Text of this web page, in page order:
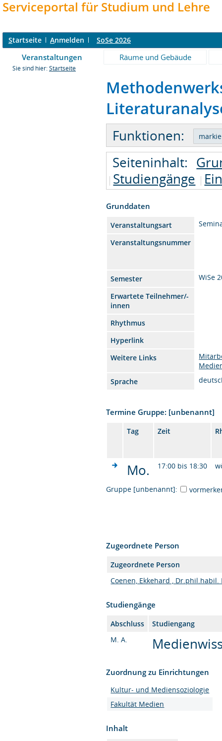
Serviceportal für Studium und Lehre
Startseite Anmelden SoSe 2026
Veranstaltungen Räume und Gebäude
Sie sind hier: Startseite
Funktionen:
Seiteninhalt:
Studiengänge
Grunddaten
Veranstaltungsart
Veranstaltungsnummer
Semester
WiSe
Erwartete Teilnehmer/-
innen
Rhythmus
Hyperlink
Weitere Links
Sprache
Termine Gruppe: [unbenannt]
Tag Zeit
Mo. 17:00 bis 18:30
Gruppe [unbenannt]:
Zugeordnete Person
Zugeordnete Person
Coenen, Ekkehard , Dr.phil.habil.
Studiengänge
Abschluss
Studiengang
M. A.
Zuordnung zu Einrichtungen
Kultur- und Mediensoziologie
Fakultät Medien
Inhalt